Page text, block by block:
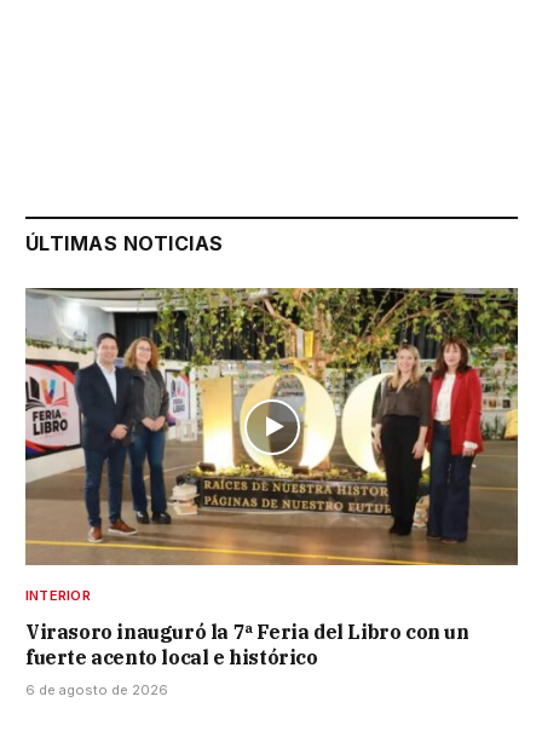
ÚLTIMAS NOTICIAS
INTERIOR
Virasoro inauguró la 7ª Feria del Libro con un
fuerte acento local e histórico
6 de agosto de 2026